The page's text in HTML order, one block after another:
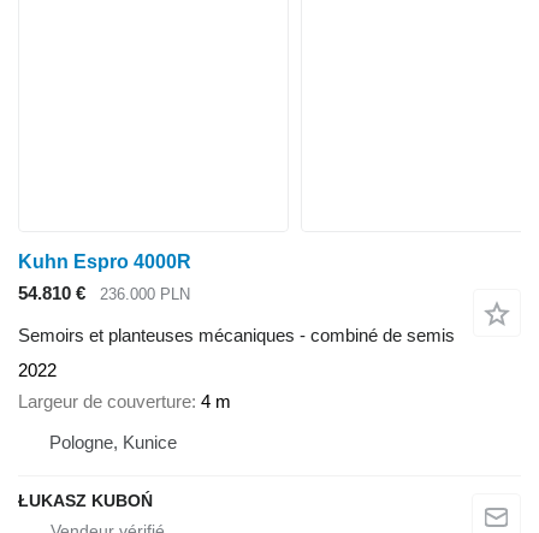
Kuhn Espro 4000R
54.810 €
236.000 PLN
Semoirs et planteuses mécaniques - combiné de semis
2022
Largeur de couverture 4 m
Pologne, Kunice
ŁUKASZ KUBOŃ